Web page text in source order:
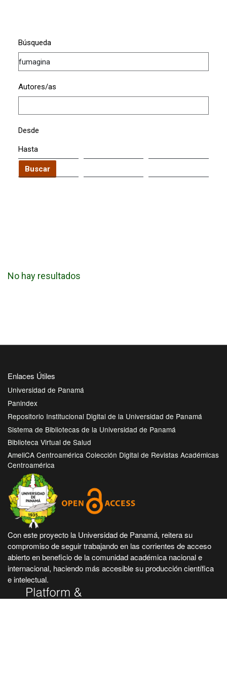
Búsqueda
Autores/as
Desde
Hasta
Buscar
No hay resultados
Enlaces Útiles
Universidad de Panamá
Panindex
Repositorio Institucional Digital de la Universidad de Panamá
Sistema de Bibliotecas de la Universidad de Panamá
Biblioteca Virtual de Salud
AmeliCA Centroamérica Colección Digital de Revistas Académicas
Centroamérica
Con este proyecto la Universidad de Panamá, reitera su
compromiso de seguir trabajando en las corrientes de acceso
abierto en beneficio de la comunidad académica nacional e
internacional, haciendo más accesible su producción científica
e intelectual.